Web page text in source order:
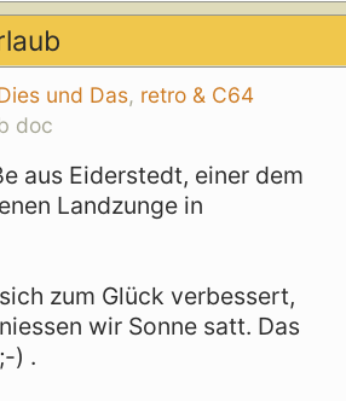
und Das, retro & C64
doc
aus Eiderstedt, einer dem
Landzunge in
zum Glück verbessert,
wir Sonne satt. Das
) .